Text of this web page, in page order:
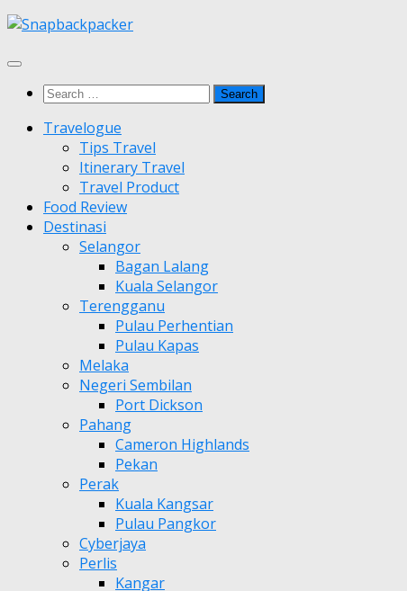
Skip
content
Search
Travelogue
Tips Travel
Itinerary Travel
Travel Product
Food Review
Destinasi
Selangor
Bagan Lalang
Kuala Selangor
Terengganu
Pulau Perhentian
Pulau Kapas
Melaka
Negeri Sembilan
Port Dickson
Pahang
Cameron Highlands
Pekan
Perak
Kuala Kangsar
Pulau Pangkor
Cyberjaya
Perlis
Kangar